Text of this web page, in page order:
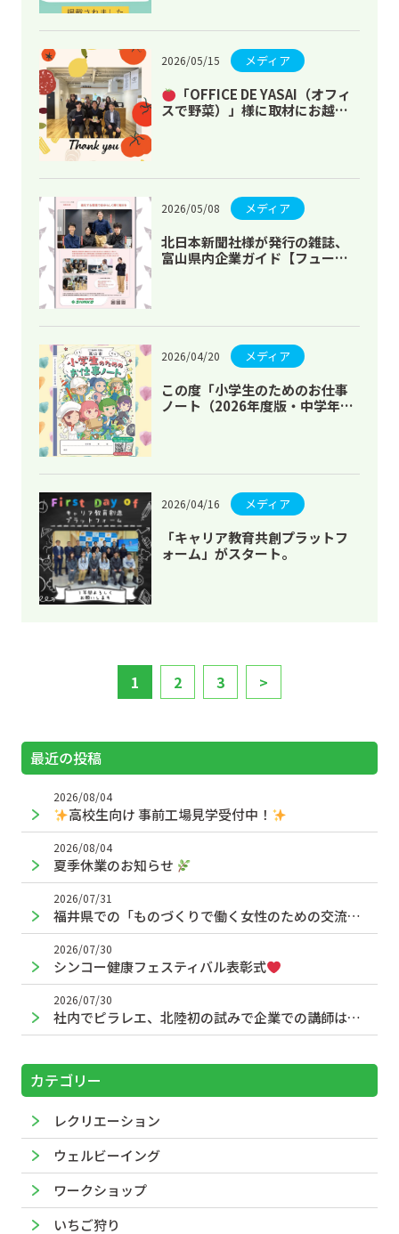
2026/05/15 メディア
「OFFICE DE YASAI（オフィ
スで野菜）」様に取材にお越し
2026/05/08 メディア
北日本新聞社様が発行の雑誌、
富山県内企業ガイド【フューチ
2026/04/20 メディア
この度「小学生のためのお仕事
ノート（2026年度版・中学年
2026/04/16 メディア
「キャリア教育共創プラットフ
ォーム」がスタート。
1 2 3 >
最近の投稿
高校生向け 事前工場見学受付中！
2026/08/04
夏季休業のお知らせ
2026/08/04
福井県での「ものづくりで働く女性のための交流フォーラム」で登壇かあかに
2026/07/31
シンコー健康フェスティバル表彰式
2026/07/30
社内でピラレエ、北陸初の試みで企業での講師は全国初
2026/07/30
カテゴリー
レクリエーション
ウェルビーイング
ワークショップ
いちご狩り